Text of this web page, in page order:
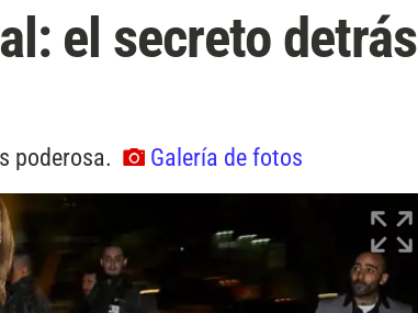
el secreto detrás
poderosa. Galería de fotos